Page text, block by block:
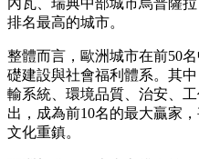
內瓦、瑞典中部城市烏普薩
排名最高的城市。
整體而言，歐洲城市在前50
礎建設與社會福利體系。其
輸系統、環境品質、治安、
出，成為前10名的最大贏家
文化重鎮。